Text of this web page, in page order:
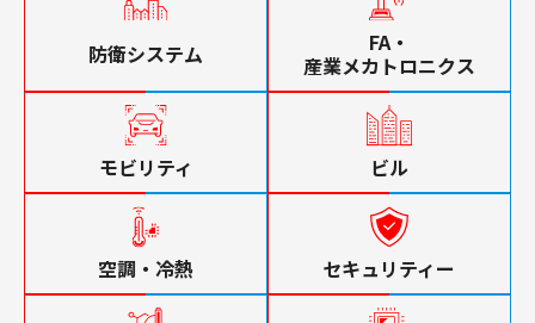
防衛システム
FA・
産業メカトロニクス
モビリティ ビル
空調・冷熱 セキュリティー